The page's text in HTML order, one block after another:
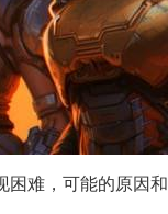
难，可能的原因